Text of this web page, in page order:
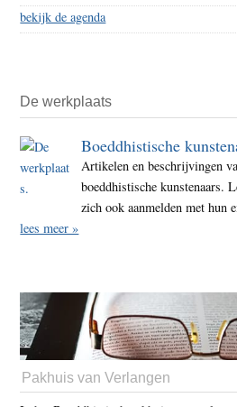
bekijk de agenda
De werkplaats
Boeddhistische
Artikelen en beschrijvingen
boeddhistische kunstenaars.
zich ook aanmelden met hun
lees meer »
Pakhuis van Verlangen